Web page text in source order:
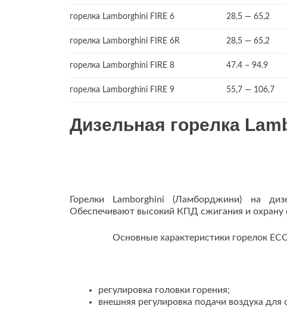
горелка Lamborghini FIRE 6 28,5 — 65,2
горелка Lamborghini FIRE 6R 28,5 — 65,2
горелка Lamborghini FIRE 8 47.4 – 94.9
горелка Lamborghini FIRE 9 55,7 — 106,7
Дизельная горелка
Горелки Lamborghini (Ламборджини) на
Обеспечивают высокий КПД сжигания и
Основные характеристики горелок
регулировка головки горения;
внешняя регулировка подачи воздуха для